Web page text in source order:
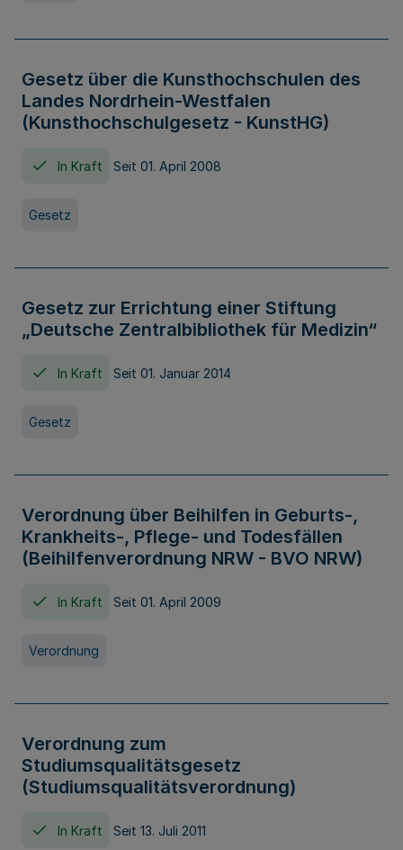
Gesetz über die Kunsthochschulen des
Landes Nordrhein-Westfalen
(Kunsthochschulgesetz - KunstHG)
In Kraft Seit 01. April 2008
Gesetz
Gesetz zur Errichtung einer Stiftung
„Deutsche Zentralbibliothek für Medizin“
In Kraft Seit 01. Januar 2014
Gesetz
Verordnung über Beihilfen in Geburts-,
Krankheits-, Pflege- und Todesfällen
(Beihilfenverordnung NRW - BVO NRW)
In Kraft Seit 01. April 2009
Verordnung
Verordnung zum
Studiumsqualitätsgesetz
(Studiumsqualitätsverordnung)
In Kraft Seit 13. Juli 2011